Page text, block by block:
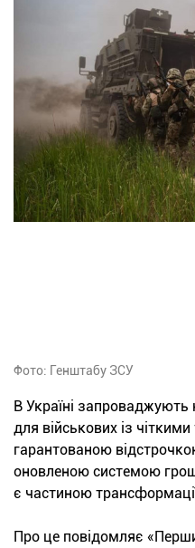
Фото: Генштабу ЗСУ
В Україні запроваджують
для військових із
гарантованою
оновленою системою
є частиною
Про це повідомляє